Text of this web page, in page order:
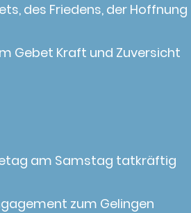
des Friedens, der Hoffnung
Gebet Kraft und Zuversicht
am Samstag tatkräftig
zum Gelingen